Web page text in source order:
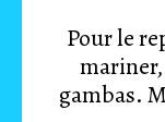
Pour le
gambas.